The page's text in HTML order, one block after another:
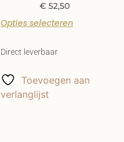
€52,50
Opties selecteren
Direct leverbaar
Toevoegen aan
verlanglijst